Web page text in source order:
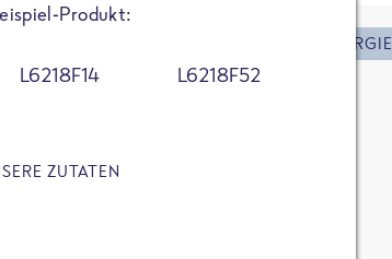
SOLARENERGIE
zur Kenntnis genommen. Ich
Produkt:
L6218F14 L6218F52
ZUTATEN